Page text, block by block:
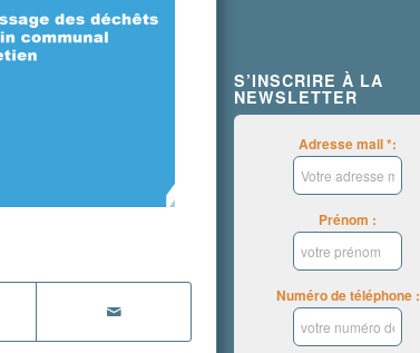
S’INSCRIRE À LA
NEWSLETTER
Adresse mail *:
Prénom :
Numéro de téléphone :